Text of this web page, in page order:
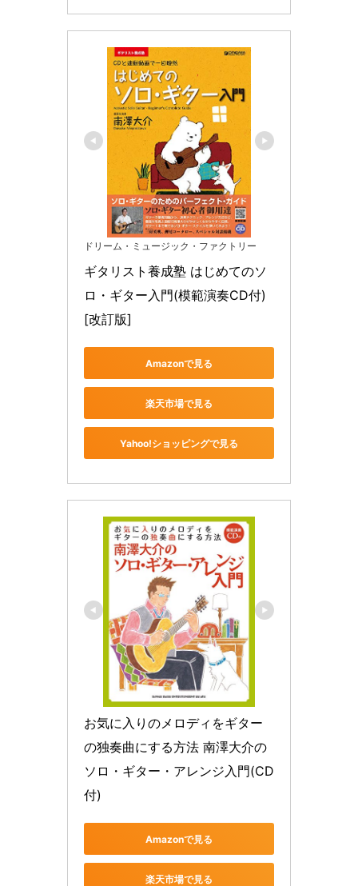
ドリーム・ミュージック・ファクトリー
ギタリスト養成塾 はじめてのソ
ロ・ギター入門(模範演奏CD付)
[改訂版]
Amazonで見る
楽天市場で見る
Yahoo!ショッピングで見る
お気に入りのメロディをギター
の独奏曲にする方法 南澤大介の
ソロ・ギター・アレンジ入門(CD
付)
Amazonで見る
楽天市場で見る